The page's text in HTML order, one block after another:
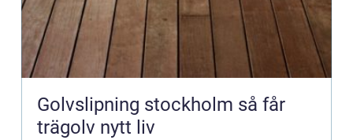
Golvslipning stockholm så får
trägolv nytt liv